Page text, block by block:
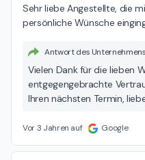
Sehr liebe Angestellte, die
persönliche Wünsche
Antwort des Unternehmens
Vielen Dank für die lieben
entgegengebrachte
Ihren nächsten Termin,
Vor 3 Jahren auf Google